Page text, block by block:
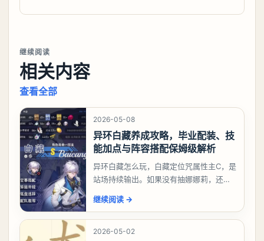
继续阅读
相关内容
查看全部
2026-05-08
异环白藏养成攻略，毕业配装、技
能加点与阵容搭配保姆级解析
异环白藏怎么玩，白藏定位咒属性主C，是
站场持续输出。如果没有抽娜娜莉，还没
有娜娜莉缺另外一个二队C想打深渊也可以
考虑养个白藏
继续阅读 →
2026-05-02